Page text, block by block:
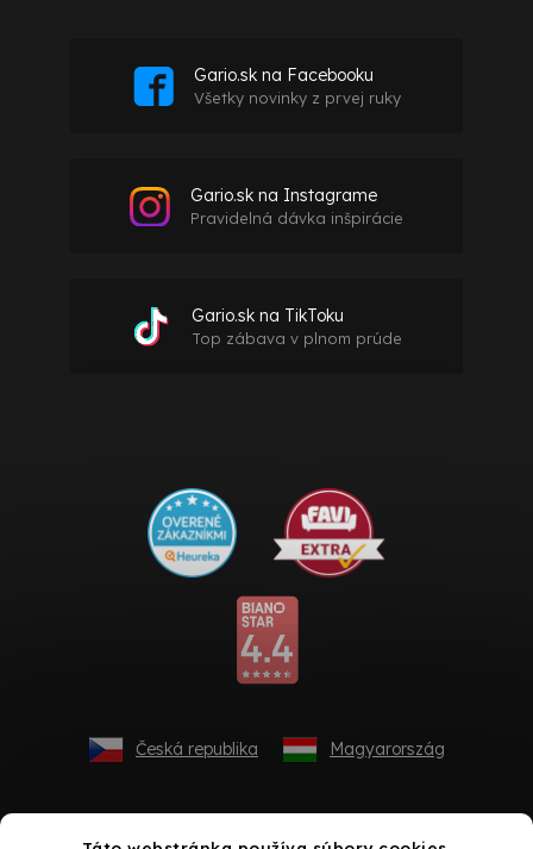
Gario.sk na Facebooku
Všetky novinky z prvej ruky
Gario.sk na Instagrame
Pravidelná dávka inšpirácie
Gario.sk na TikToku
Top zábava v plnom prúde
Česká republika Magyarország